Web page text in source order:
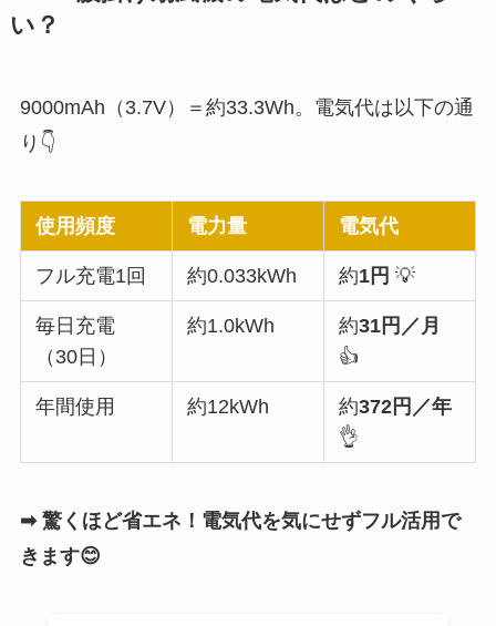
い？
9000mAh（3.7V）＝約33.3Wh。電気代は以下の通
り👇
使用頻度 電力量 電気代
フル充電1回 約0.033kWh 約1円 💡
毎日充電
（30日）
約1.0kWh 約31円／月
👍
年間使用 約12kWh 約372円／年
👌
➡ 驚くほど省エネ！電気代を気にせずフル活用で
きます😊